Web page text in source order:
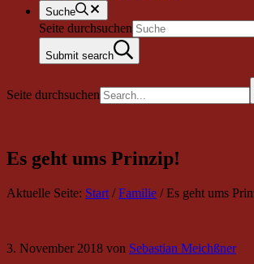
Suche
Seite durchsuchen
Submit search
Seite durchsuchen
Es geht ums Prinzip!
Aktuelle Seite: Start / Familie /Es geht ums
3. November 2018 von Sebastian Meichßner